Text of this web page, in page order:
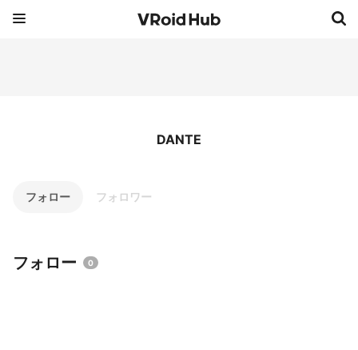
DANTE
フォロー フォロワー
フォロー 0